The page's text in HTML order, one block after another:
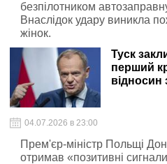
безпілотником
Внаслідок удару виникла
жінок.
Туск
перший
04.07.2026 в 23:00
Прем'єр-міністр Польщі
отримав «позитивні